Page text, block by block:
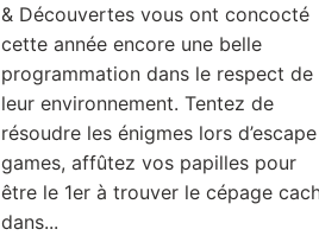
& Découvertes vous ont concocté
cette année encore une belle
programmation dans le respect de
leur environnement. Tentez de
résoudre les énigmes lors d’escape
games, affûtez vos papilles pour
être le 1er à trouver le cépage
dans...